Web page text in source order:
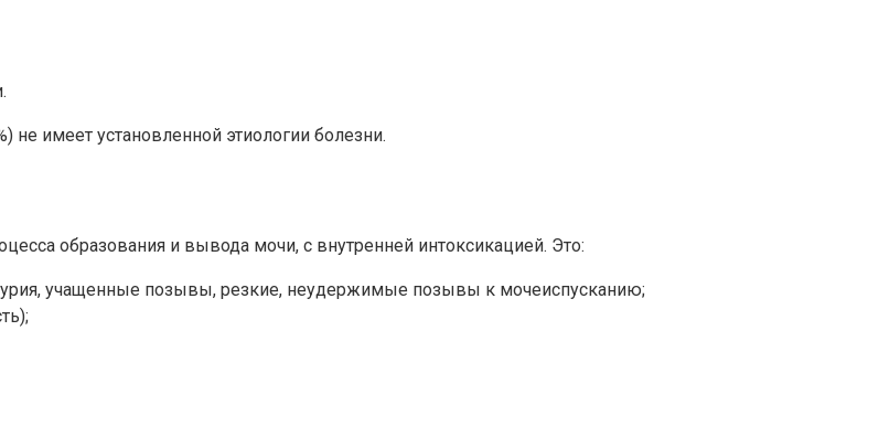
не имеет установленной этиологии болезни.
образования и вывода мочи, с внутренней интоксикацией. Это:
учащенные позывы, резкие, неудержимые позывы к мочеиспусканию;